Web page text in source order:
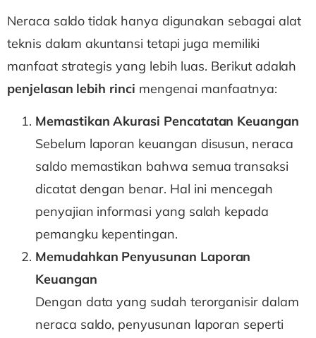
Neraca saldo tidak hanya digunakan sebagai alat
teknis dalam akuntansi tetapi juga memiliki
manfaat strategis yang lebih luas. Berikut adalah
penjelasan lebih rinci mengenai manfaatnya:
Memastikan Akurasi Pencatatan Keuangan
Sebelum laporan keuangan disusun, neraca
saldo memastikan bahwa semua transaksi
dicatat dengan benar. Hal ini mencegah
penyajian informasi yang salah kepada
pemangku kepentingan.
Memudahkan Penyusunan Laporan
Keuangan
Dengan data yang sudah terorganisir dalam
neraca saldo, penyusunan laporan seperti